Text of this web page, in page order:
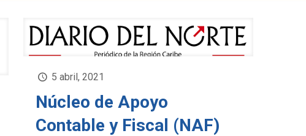
5 abril, 2021
Núcleo de Apoyo
Contable y Fiscal (NAF)